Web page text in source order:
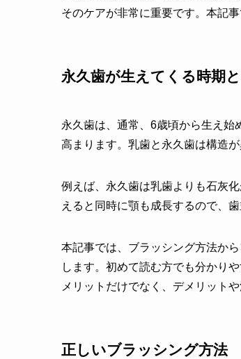
そのケアが非常に重要です。本記
永久歯が生えてくる時期
永久歯は、通常、6歳頃から生え
高まります。乳歯と永久歯は構造
例えば、永久歯は乳歯よりも石灰
えると同時に顎も成長するので、
本記事では、ブラッシング方法か
します。初めて読む方でも分かり
メリットだけでなく、デメリット
正しいブラッシング方法